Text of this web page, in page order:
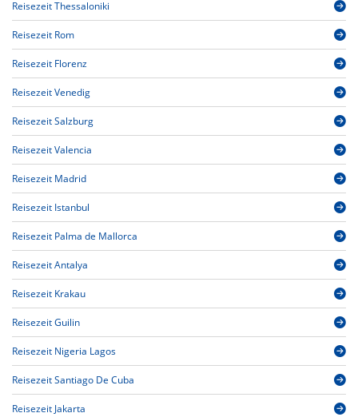
Reisezeit Thessaloniki
Reisezeit Rom
Reisezeit Florenz
Reisezeit Venedig
Reisezeit Salzburg
Reisezeit Valencia
Reisezeit Madrid
Reisezeit Istanbul
Reisezeit Palma de Mallorca
Reisezeit Antalya
Reisezeit Krakau
Reisezeit Guilin
Reisezeit Nigeria Lagos
Reisezeit Santiago De Cuba
Reisezeit Jakarta